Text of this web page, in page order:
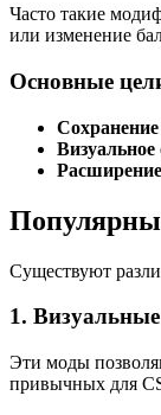
Часто такие
или изменение
Основные
Визуальное
Существуют
1.
Эти моды
привычных для